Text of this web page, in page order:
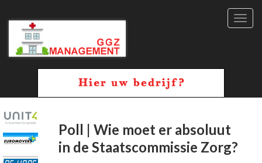
Poll | Wie moet er absoluut
in de Staatscommissie Zorg?